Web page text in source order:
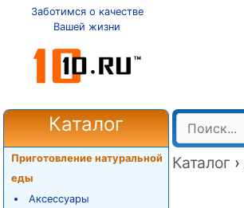
Заботимся о качестве
Вашей жизни
Каталог
Приготовление натуральной
еды
Аксессуары
Каталог ›